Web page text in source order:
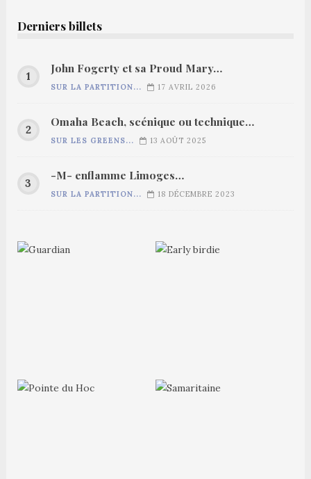
Derniers billets
John Fogerty et sa Proud Mary…
SUR LA PARTITION... 17 AVRIL 2026
Omaha Beach, scénique ou technique…
SUR LES GREENS... 13 AOÛT 2025
-M- enflamme Limoges…
SUR LA PARTITION... 18 DÉCEMBRE 2023